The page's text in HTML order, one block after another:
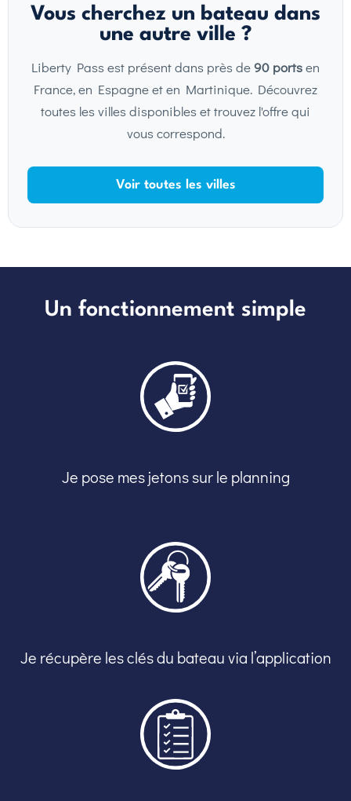
Vous cherchez un bateau dans
une autre ville ?
Liberty Pass est présent dans près de90 portsen
France, en Espagne et en Martinique. Découvrez
toutes les villes disponibles et trouvez l'offre qui
vous correspond.
Voir toutes les villes
Un fonctionnement simple
Je pose mes jetons sur le planning
Je récupère les clés du bateau via l’application